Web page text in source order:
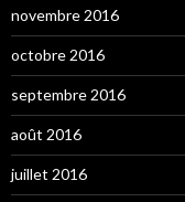
novembre 2016
octobre 2016
septembre 2016
août 2016
juillet 2016